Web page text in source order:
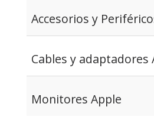
Accesorios y
Cables y adaptadores
Monitores Apple